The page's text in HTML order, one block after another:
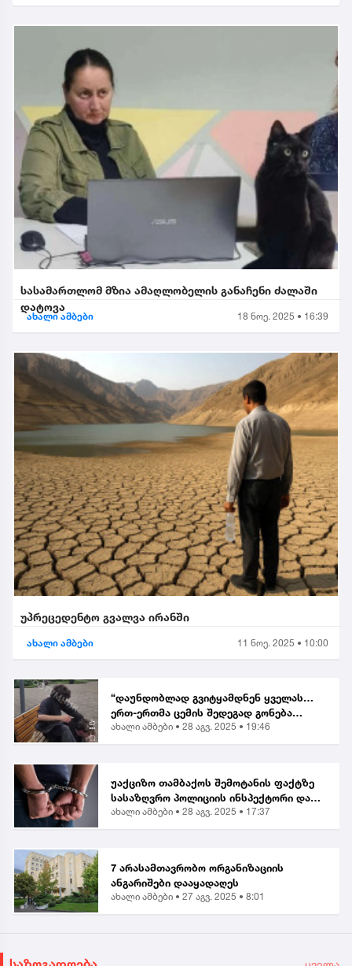
სასამართლომ მზია ამაღლობელის განაჩენი ძალაში
დატოვა
ახალი ამბები 18 ნოე. 2025 • 16:39
უპრეცედენტო გვალვა ირანში
ახალი ამბები 11 ნოე. 2025 • 10:00
“დაუნდობლად გვიტყამდნენ ყველას…
ერთ-ერთმა ცემის შედეგად გონება
დაკარგა” | მოქალაქე ბათუმში მომხდარ
ახალი ამბები • 28 აგვ. 2025 • 19:46
უაქციზო თამბაქოს შემოტანის ფაქტზე
სასაზღვრო პოლიციის ინსპექტორი და
ერთი პირი დააკავეს
ახალი ამბები • 28 აგვ. 2025 • 17:37
7 არასამთავრობო ორგანიზაციის
ანგარიშები დააყადაღეს
ახალი ამბები • 27 აგვ. 2025 • 8:01